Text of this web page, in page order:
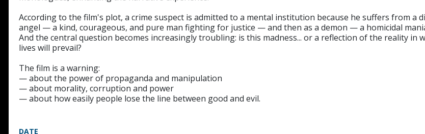
According to the film's plot, a crime suspect is admitted to a mental institution because he suffers from a
angel — a kind, courageous, and pure man fighting for justice — and then as a demon — a homicidal
And the central question becomes increasingly troubling: is this madness... or a reflection of the reality in
lives will prevail?
The film is a warning:
— about the power of propaganda and manipulation
— about morality, corruption and power
— about how easily people lose the line between good and evil.
DATE